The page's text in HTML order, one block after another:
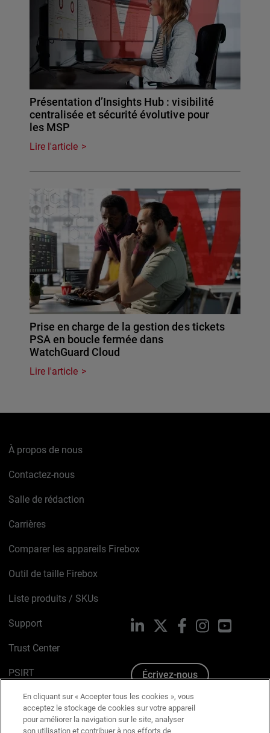
Présentation d’Insights Hub : visibilité
centralisée et sécurité évolutive pour
les MSP
Lire l'article
Prise en charge de la gestion des tickets
PSA en boucle fermée dans
WatchGuard Cloud
Lire l'article
À propos de nous
Contactez-nous
Salle de rédaction
Carrières
Comparer les appareils Firebox
Outil de taille Firebox
Liste produits / SKUs
Support
Trust Center
PSIRT
Avis sur les cookies
Politique de confidentialité
LinkedIn FacebookInstagramYouTube
Écrivez-nous
En cliquant sur « Accepter tous les cookies », vous
acceptez le stockage de cookies sur votre appareil
pour améliorer la navigation sur le site, analyser
son utilisation et contribuer à nos efforts de